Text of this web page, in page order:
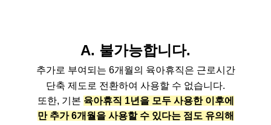
A. 불가능합니다.
추가로 부여되는 6개월의 육아휴직은 근로시간
단축 제도로 전환하여 사용할 수 없습니다.
또한, 기본 육아휴직 1년을 모두 사용한 이후에
만 추가 6개월을 사용할 수 있다는 점도 유의해